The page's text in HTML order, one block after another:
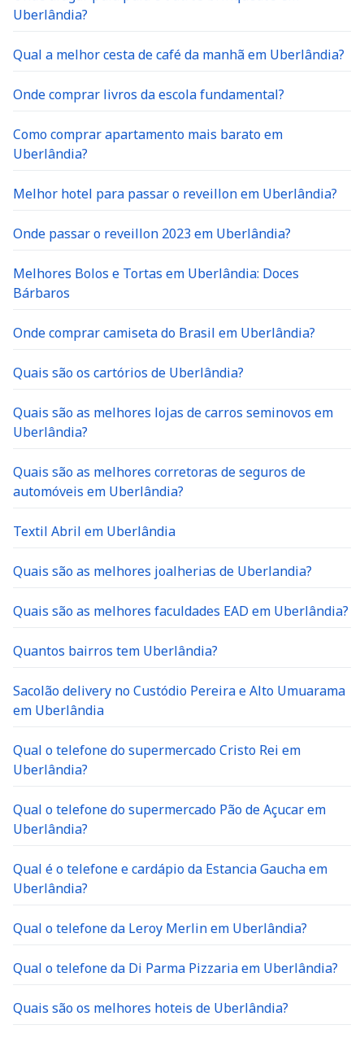
Uberlândia?
Qual a melhor cesta de café da manhã em Uberlândia?
Onde comprar livros da escola fundamental?
Como comprar apartamento mais barato em
Uberlândia?
Melhor hotel para passar o reveillon em Uberlândia?
Onde passar o reveillon 2023 em Uberlândia?
Melhores Bolos e Tortas em Uberlândia: Doces
Bárbaros
Onde comprar camiseta do Brasil em Uberlândia?
Quais são os cartórios de Uberlândia?
Quais são as melhores lojas de carros seminovos em
Uberlândia?
Quais são as melhores corretoras de seguros de
automóveis em Uberlândia?
Textil Abril em Uberlândia
Quais são as melhores joalherias de Uberlandia?
Quais são as melhores faculdades EAD em Uberlândia?
Quantos bairros tem Uberlândia?
Sacolão delivery no Custódio Pereira e Alto Umuarama
em Uberlândia
Qual o telefone do supermercado Cristo Rei em
Uberlândia?
Qual o telefone do supermercado Pão de Açucar em
Uberlândia?
Qual é o telefone e cardápio da Estancia Gaucha em
Uberlândia?
Qual o telefone da Leroy Merlin em Uberlândia?
Qual o telefone da Di Parma Pizzaria em Uberlândia?
Quais são os melhores hoteis de Uberlândia?